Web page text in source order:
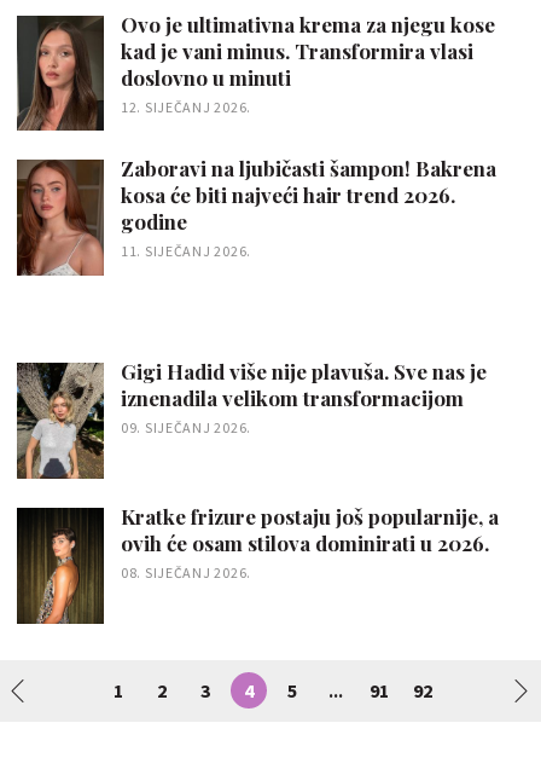
Ovo je ultimativna krema za njegu kose
kad je vani minus. Transformira vlasi
doslovno u minuti
12. SIJEČANJ 2026.
Zaboravi na ljubičasti šampon! Bakrena
kosa će biti najveći hair trend 2026.
godine
11. SIJEČANJ 2026.
Gigi Hadid više nije plavuša. Sve nas je
iznenadila velikom transformacijom
09. SIJEČANJ 2026.
Kratke frizure postaju još popularnije, a
ovih će osam stilova dominirati u 2026.
08. SIJEČANJ 2026.
1 2 3 4 5 ... 91 92